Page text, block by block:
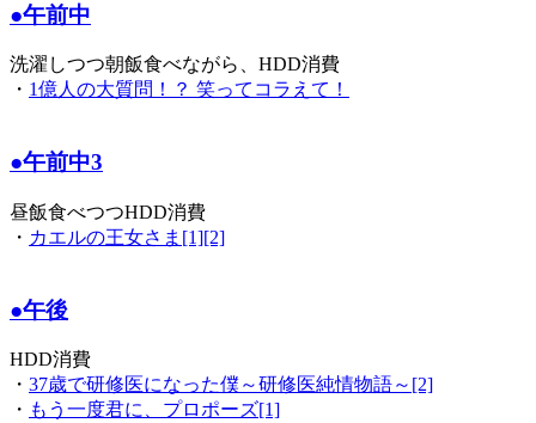
●午前中
洗濯しつつ朝飯食べながら、HDD消費
・ 1億人の大質問！？ 笑ってコラえて！
●午前中3
昼飯食べつつHDD消費
・ カエルの王女さま[1][2]
●午後
HDD消費
・ 37歳で研修医になった僕～研修医純情物語～[2]
・ もう一度君に、プロポーズ[1]